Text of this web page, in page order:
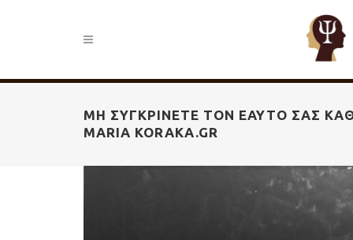
ΜΗ ΣΥΓΚΡΊΝΕΤΕ ΤΟΝ ΕΑΥΤΌ ΣΑΣ
MARIA KORAKA.GR